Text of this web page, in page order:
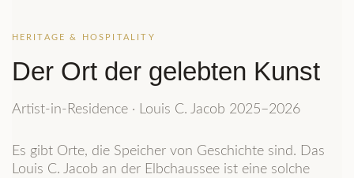
HERITAGE & HOSPITALITY
Der Ort der gelebten Kunst
Artist-in-Residence · Louis C. Jacob 2025–2026
Es gibt Orte, die Speicher von Geschichte sind. Das
Louis C. Jacob an der Elbchaussee ist eine solche